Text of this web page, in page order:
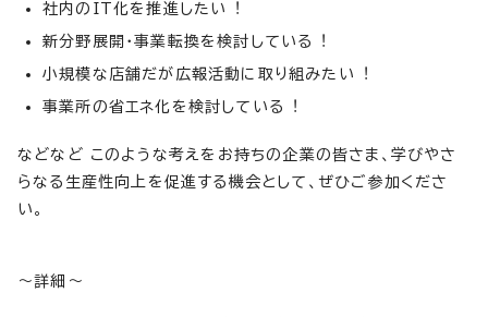
社内のIT化を推進したい︕
新分野展開・事業転換を検討している︕
小規模な店舗だが広報活動に取り組みたい︕
事業所の省エネ化を検討している︕
などなど このような考えをお持ちの企業の皆さま、学びやさ
らなる生産性向上を促進する機会として、ぜひご参加くださ
い。
～詳細～